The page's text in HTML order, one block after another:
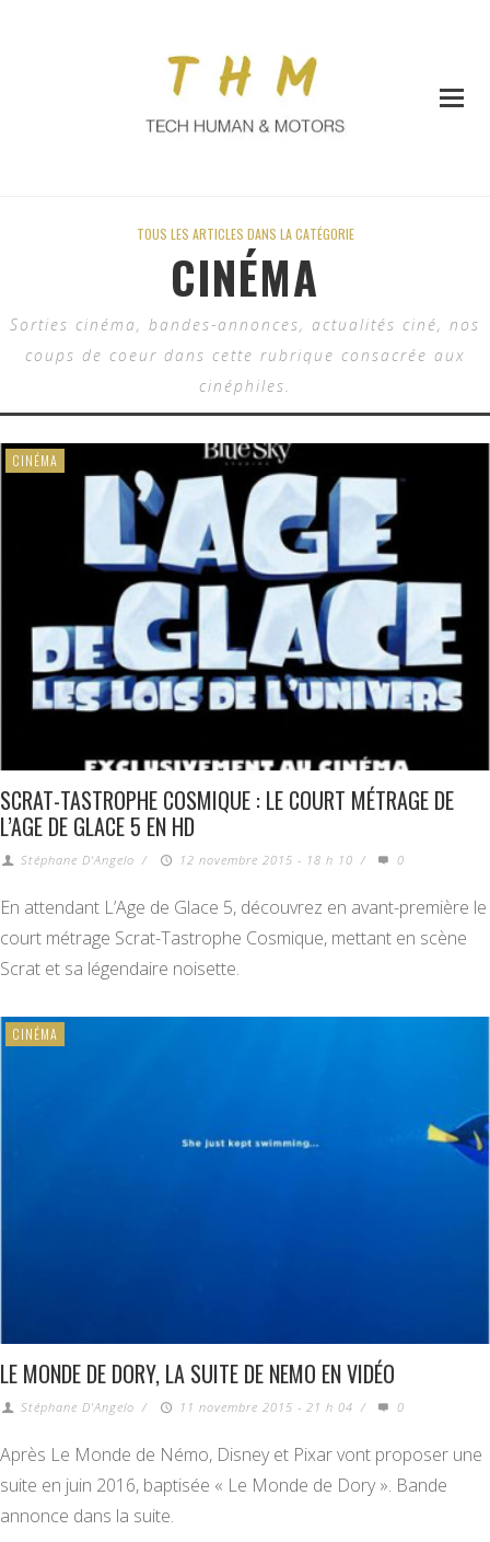
TOUS LES ARTICLES DANS LA CATÉGORIE
CINÉMA
Sorties cinéma, bandes-annonces, actualités ciné, nos
coups de coeur dans cette rubrique consacrée aux
cinéphiles.
CINÉMA
SCRAT-TASTROPHE COSMIQUE : LE COURT MÉTRAGE DE
L’AGE DE GLACE 5 EN HD
Stéphane D'Angelo / 12 novembre 2015 - 18 h 10 / 0
En attendant L’Age de Glace 5, découvrez en avant-première le
court métrage Scrat-Tastrophe Cosmique, mettant en scène
Scrat et sa légendaire noisette.
CINÉMA
LE MONDE DE DORY, LA SUITE DE NEMO EN VIDÉO
Stéphane D'Angelo / 11 novembre 2015 - 21 h 04 / 0
Après Le Monde de Némo, Disney et Pixar vont proposer une
suite en juin 2016, baptisée « Le Monde de Dory ». Bande
annonce dans la suite.